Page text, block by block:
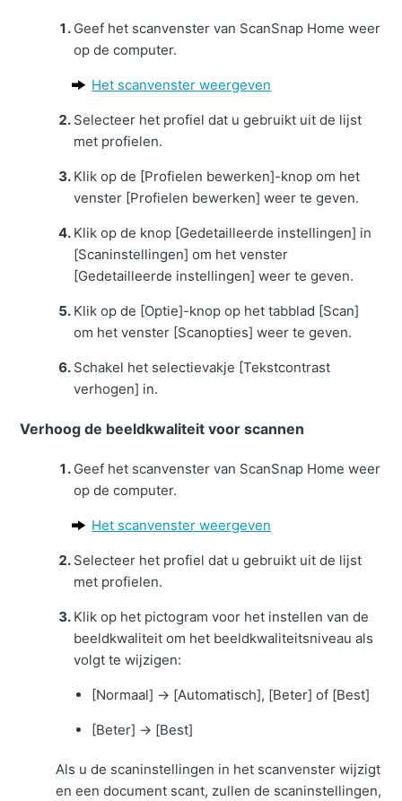
Geef het scanvenster van ScanSnap Home weer
op de computer.
Het scanvenster weergeven
Selecteer het profiel dat u gebruikt uit de lijst
met profielen.
Klik op de [Profielen bewerken]-knop om het
venster [Profielen bewerken] weer te geven.
Klik op de knop [Gedetailleerde instellingen] in
[Scaninstellingen] om het venster
[Gedetailleerde instellingen] weer te geven.
Klik op de [Optie]-knop op het tabblad [Scan]
om het venster [Scanopties] weer te geven.
Schakel het selectievakje [Tekstcontrast
verhogen] in.
Verhoog de beeldkwaliteit voor scannen
Geef het scanvenster van ScanSnap Home weer
op de computer.
Het scanvenster weergeven
Selecteer het profiel dat u gebruikt uit de lijst
met profielen.
Klik op het pictogram voor het instellen van de
beeldkwaliteit om het beeldkwaliteitsniveau als
volgt te wijzigen:
[Normaal] → [Automatisch], [Beter] of [Best]
[Beter] → [Best]
Als u de scaninstellingen in het scanvenster wijzigt
en een document scant, zullen de scaninstellingen,